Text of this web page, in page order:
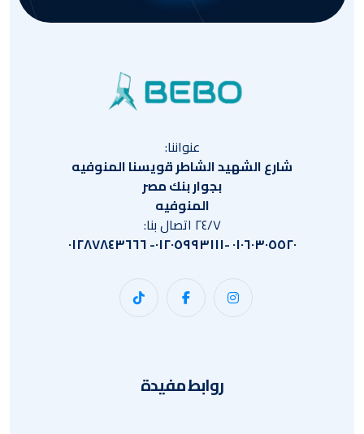
عنواننا:
شارع الشهيد الشاطر قويسنا المنوفيه
بجوار بنك مصر
المنوفيه
٢٤/٧ اتصال بنا:
٠١٠٦٠٣٠٥٥٢٠ -٠١٢٠٥٩٩٣١١١- ٠١٢٨٧٨٤٣٦٦٦
روابط مفيدة